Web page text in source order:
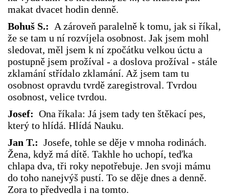
makat dvacet hodin denně.
Bohuš S.: A zároveň paralelně k tomu, jak si říkal,
že se tam u ní rozvíjela osobnost. Jak jsem mohl
sledovat, měl jsem k ní zpočátku velkou úctu a
postupně jsem prožíval - a doslova prožíval - stále
zklamání střídalo zklamání. Až jsem tam tu
osobnost opravdu tvrdě zaregistroval. Tvrdou
osobnost, velice tvrdou.
Josef: Ona říkala: Já jsem tady ten štěkací pes,
který to hlídá. Hlídá Nauku.
Jan T.: Josefe, tohle se děje v mnoha rodinách.
Žena, když má dítě. Takhle ho uchopí, teďka
chlapa dva, tři roky nepotřebuje. Jen svoji mámu
do toho nanejvýš pustí. To se děje dnes a denně.
Zora to předvedla i na tomto.